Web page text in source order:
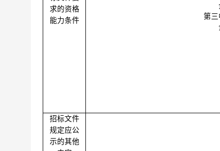
求的资格
能力条件
第三
招标文件
规定应公
示的其他